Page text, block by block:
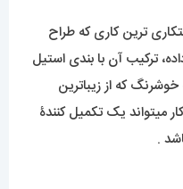
ترین کاری که طراح
ترکیب آن با بندی استیل
که از زیباترین
یک تکمیل کنندۀ
.